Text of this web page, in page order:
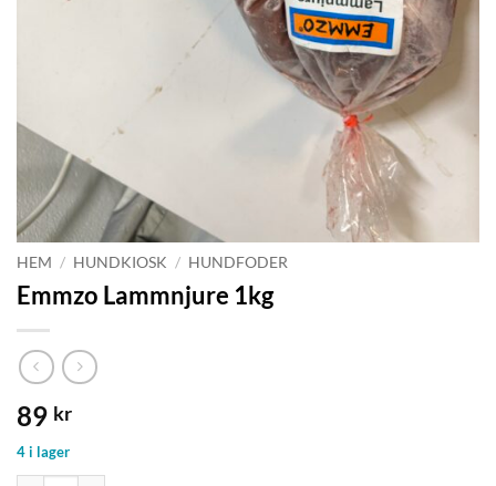
HEM / HUNDKIOSK / HUNDFODER
Emmzo Lammnjure 1kg
89 kr
4 i lager